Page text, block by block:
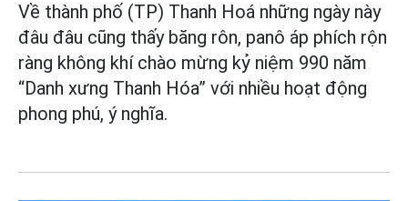
Về thành phố (TP) Thanh Hoá những ngày này
đâu đâu cũng thấy băng rôn, panô áp phích rộn
ràng không khí chào mừng kỷ niệm 990 năm
“Danh xưng Thanh Hóa” với nhiều hoạt động
phong phú, ý nghĩa.